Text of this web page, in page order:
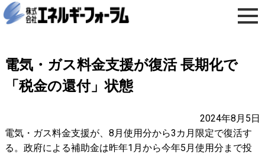
電気・ガス料金支援が復活 長期化で
「税金の還付」状態
2024年8月5日
電気・ガス料金支援が、8月使用分から3カ月限定で復活す
る。政府による補助金は昨年1月から今年5月使用分まで投